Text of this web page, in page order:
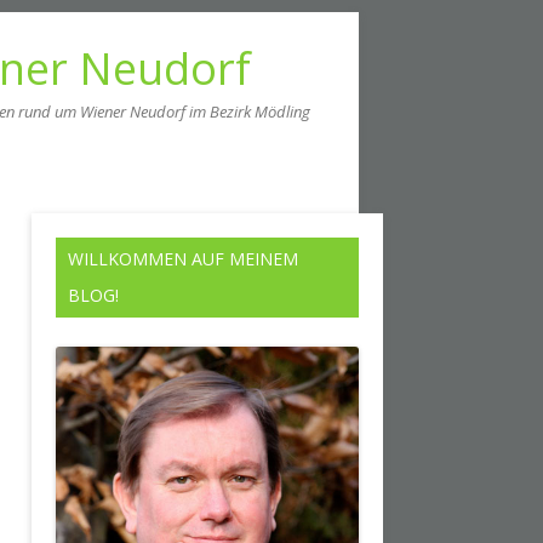
Neudorf
rund um Wiener Neudorf im Bezirk Mödling
WILLKOMMEN AUF MEINEM
BLOG!